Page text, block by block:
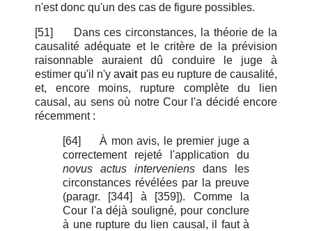
n'est donc qu'un des cas de figure possibles.
[51]
Dans ces circonstances, la théorie de la
causalité adéquate et le critère de la prévision
raisonnable auraient dû conduire le juge à
estimer qu'il n'y avaitpas eu rupture de causalité,
et, encore moins, rupture complète du lien
causal, au sens où notre Cour l'a décidé encore
récemment :
[64]
À mon avis, le premier juge a
correctement rejeté l'application du
novus actus interveniens dans les
circonstances révélées par la preuve
(paragr. [344] à [359]).
Comme la
Cour l'a déjà souligné, pour conclure
à une rupture du lien causal, il faut à